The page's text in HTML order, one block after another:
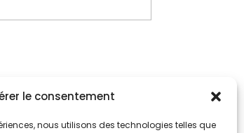
le consentement
nous utilisons des technologies telles que